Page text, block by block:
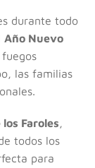
durante todo
Año Nuevo
las familias
Faroles,
todos los
para